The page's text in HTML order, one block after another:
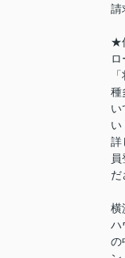
請
★
種
い
い
詳
だ
横
ハ
の